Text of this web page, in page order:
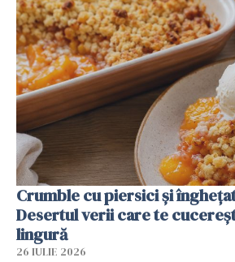
Crumble cu piersici și
Desertul verii care te
lingură
26 IULIE 2026